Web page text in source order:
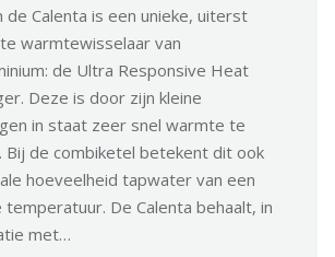
de Calenta is een unieke, uiterst
warmtewisselaar van
de Ultra Responsive Heat
Deze is door zijn kleine
in staat zeer snel warmte te
Bij de combiketel betekent dit ook
hoeveelheid tapwater van een
temperatuur. De Calenta behaalt, in
met…